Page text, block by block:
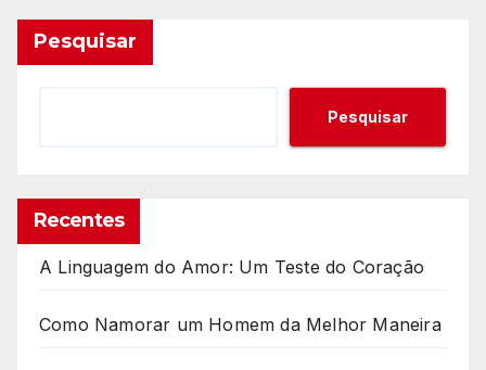
Pesquisar
Pesquisar
Recentes
A Linguagem do Amor: Um Teste do Coração
Como Namorar um Homem da Melhor Maneira